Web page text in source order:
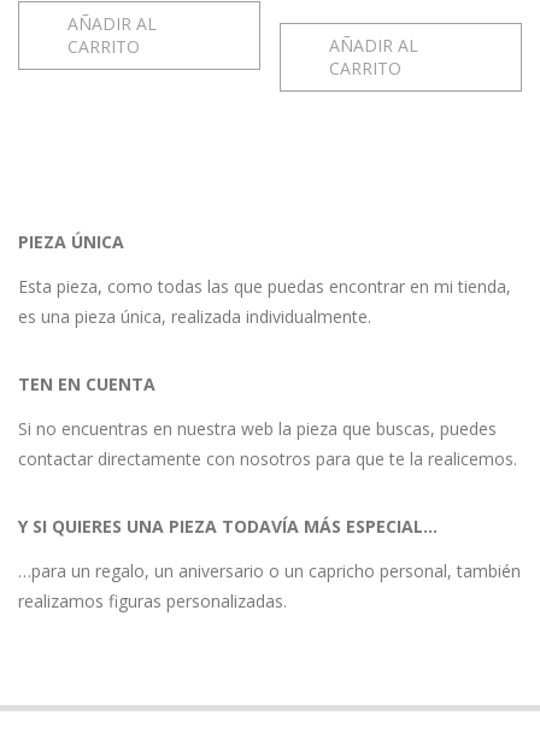
AÑADIR AL
CARRITO
AÑADIR AL
CARRITO
PIEZA ÚNICA
Esta pieza, como todas las que puedas encontrar en mi tienda,
es una pieza única, realizada individualmente.
TEN EN CUENTA
Si no encuentras en nuestra web la pieza que buscas, puedes
contactar directamente con nosotros para que te la realicemos.
Y SI QUIERES UNA PIEZA TODAVÍA MÁS ESPECIAL…
…para un regalo, un aniversario o un capricho personal, también
realizamos figuras personalizadas.